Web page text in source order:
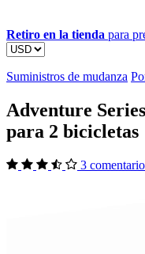
Retiro en la tienda para
Suministros de mudanza
Adventure
para 2 bicicletas
3